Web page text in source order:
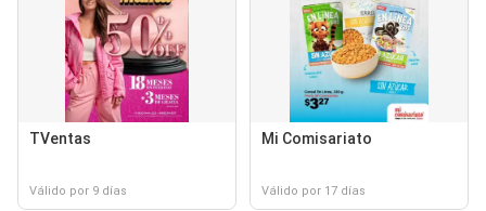
TVentas
Válido por 9 días
Mi Comisariato
Válido por 17 días